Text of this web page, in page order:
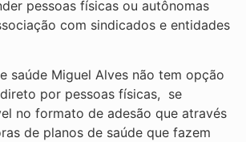
pessoas físicas ou autônomas
com sindicados e entidades
saúde Miguel Alves não tem opção
por pessoas físicas, se
no formato de adesão que através
de planos de saúde que fazem